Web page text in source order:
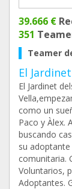
39.666 €
351
Teamer
El
El Jardinet
como un
Paco y Àlex.
buscando
su
comunitaria.
Voluntarios,
Adoptantes.